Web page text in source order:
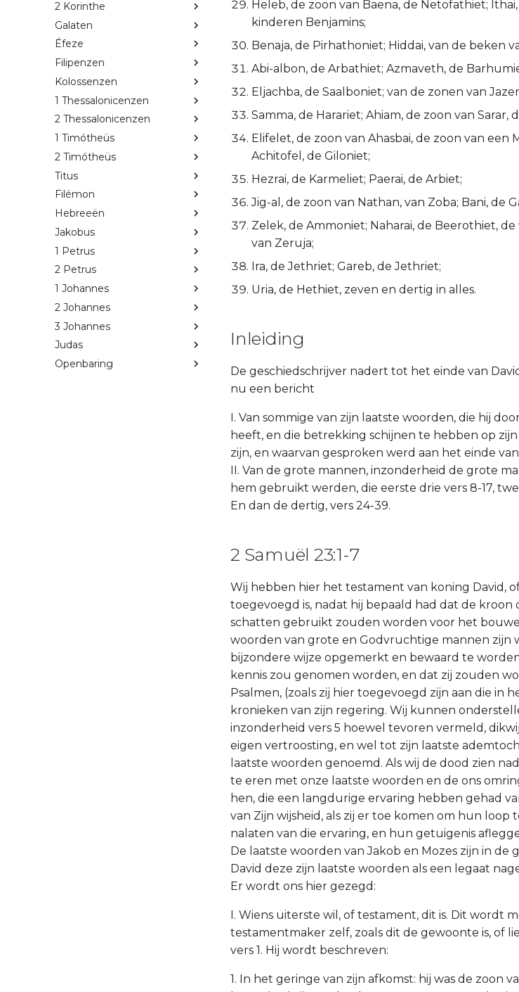
2 Korinthe
Galaten
Éfeze
Filipenzen
Kolossenzen
1 Thessalonicenzen
2 Thessalonicenzen
1 Timótheüs
2 Timótheüs
Titus
Filémon
Hebreeën
Jakobus
1 Petrus
2 Petrus
1 Johannes
2 Johannes
3 Johannes
Judas
Openbaring
Heleb, de zoon van Baena, de Netofathiet;
kinderen Benjamins;
Benaja, de Pirhathoniet; Hiddai, van de beken
Abi-albon, de Arbathiet; Azmaveth, de
Eljachba, de Saalboniet; van de zonen van
Samma, de Harariet; Ahiam, de zoon van Sarar,
Elifelet, de zoon van Ahasbai, de zoon van een
Achitofel, de Giloniet;
Hezrai, de Karmeliet; Paerai, de Arbiet;
Jig-al, de zoon van Nathan, van Zoba; Bani, de
Zelek, de Ammoniet; Naharai, de Beerothiet,
van Zeruja;
Ira, de Jethriet; Gareb, de Jethriet;
Uria, de Hethiet, zeven en dertig in alles.
Inleiding
De geschiedschrijver nadert tot het einde van
nu een bericht
I. Van sommige van zijn laatste woorden, die hij
heeft, en die betrekking schijnen te hebben op
zijn, en waarvan gesproken werd aan het einde
II. Van de grote mannen, inzonderheid de grote
hem gebruikt werden, die eerste drie vers 8-17,
En dan de dertig, vers 24-39.
2 Samuël 23:1-7
Wij hebben hier het testament van koning David,
toegevoegd is, nadat hij bepaald had dat de kroon
schatten gebruikt zouden worden voor het
woorden van grote en Godvruchtige mannen zijn
bijzondere wijze opgemerkt en bewaard te
kennis zou genomen worden, en dat zij zouden
Psalmen, (zoals zij hier toegevoegd zijn aan die in
kronieken van zijn regering. Wij kunnen
inzonderheid vers 5 hoewel tevoren vermeld,
eigen vertroosting, en wel tot zijn laatste
laatste woorden genoemd. Als wij de dood zien
te eren met onze laatste woorden en de ons
hen, die een langdurige ervaring hebben gehad
van Zijn wijsheid, als zij er toe komen om hun loop
nalaten van die ervaring, en hun getuigenis
De laatste woorden van Jakob en Mozes zijn in de
David deze zijn laatste woorden als een legaat
Er wordt ons hier gezegd:
I. Wiens uiterste wil, of testament, dit is. Dit wordt
testamentmaker zelf, zoals dit de gewoonte is, of
vers 1. Hij wordt beschreven:
1. In het geringe van zijn afkomst: hij was de zoon